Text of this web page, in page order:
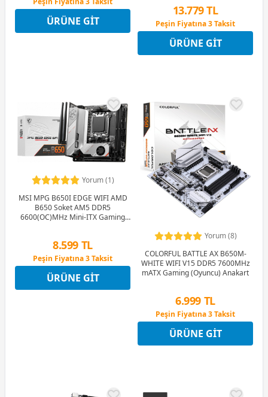
12 Ay x 576 TL taksitle
Peşin Fiyatına 3 Taksit
ÜRÜNE GIT
13.779 TL
Peşin Fiyatına 3 Taksit
12 Ay x 1.621 TL taksitle
Peşin Fiyatına 3 Taksit
ÜRÜNE GIT
Yorum (1)
MSI MPG B650I EDGE WIFI AMD
B650 Soket AM5 DDR5
6600(OC)MHz Mini-ITX Gaming
8.599 TL
Peşin Fiyatına 3 Taksit
12 Ay x 1.012 TL taksitle
Peşin Fiyatına 3 Taksit
ÜRÜNE GIT
Yorum (8)
COLORFUL BATTLE AX B650M-
WHITE WIFI V15 DDR5 7600MHz
mATX Gaming (Oyuncu) Anakart
6.999 TL
Peşin Fiyatına 3 Taksit
12 Ay x 823 TL taksitle
Peşin Fiyatına 3 Taksit
ÜRÜNE GIT